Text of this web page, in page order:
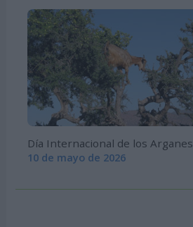
Día Internacional de los Arganes
10 de mayo de 2026